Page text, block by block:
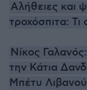
Αλήθειες και
τροχόσπιτα: Τι
Νίκος
την Κάτια
Μπέτυ Λιβανού